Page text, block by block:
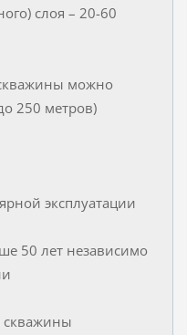
слоя – 20-60
можно
250 метров)
эксплуатации
50 лет независимо
скважины